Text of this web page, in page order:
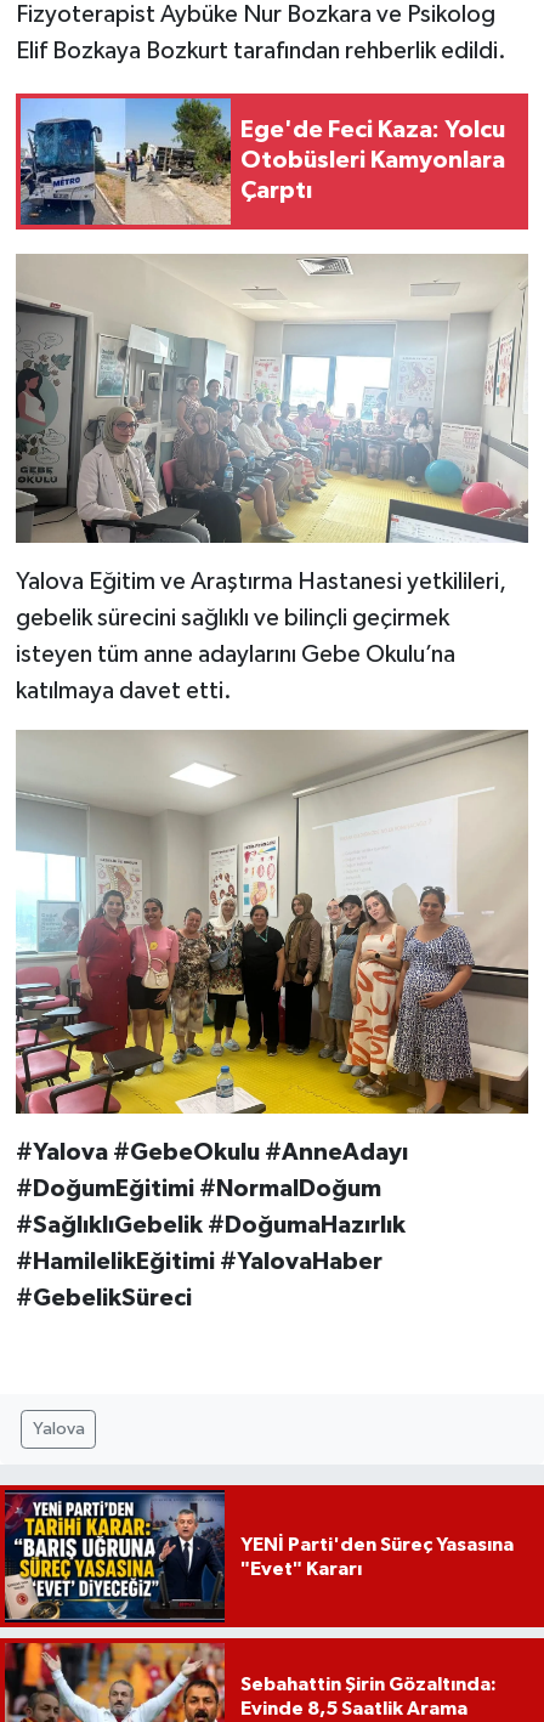
Fizyoterapist Aybüke Nur Bozkara ve Psikolog
Elif Bozkaya Bozkurt tarafından rehberlik edildi.
Ege'de Feci Kaza: Yolcu
Otobüsleri Kamyonlara
Çarptı
Yalova Eğitim ve Araştırma Hastanesi yetkilileri,
gebelik sürecini sağlıklı ve bilinçli geçirmek
isteyen tüm anne adaylarını Gebe Okulu’na
katılmaya davet etti.
#Yalova #GebeOkulu #AnneAdayı
#DoğumEğitimi #NormalDoğum
#SağlıklıGebelik #DoğumaHazırlık
#HamilelikEğitimi #YalovaHaber
#GebelikSüreci
Yalova
YENİ Parti'den Süreç Yasasına
"Evet" Kararı
Sebahattin Şirin Gözaltında:
Evinde 8,5 Saatlik Arama